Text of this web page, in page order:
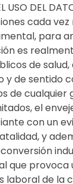
USO DEL
cada vez
para
es
de
y de sentido
de cualquier
el
con un
y
que provoca
laboral de la